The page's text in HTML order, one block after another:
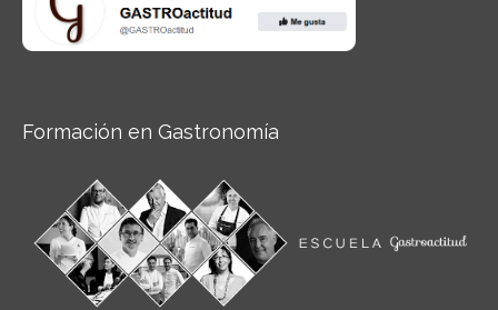
Formación en Gastronomía